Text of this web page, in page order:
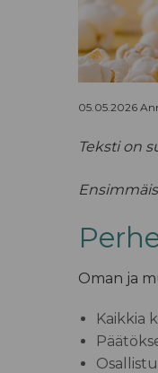
05.05.2026
Teksti on
Oman ja
Kaikkia